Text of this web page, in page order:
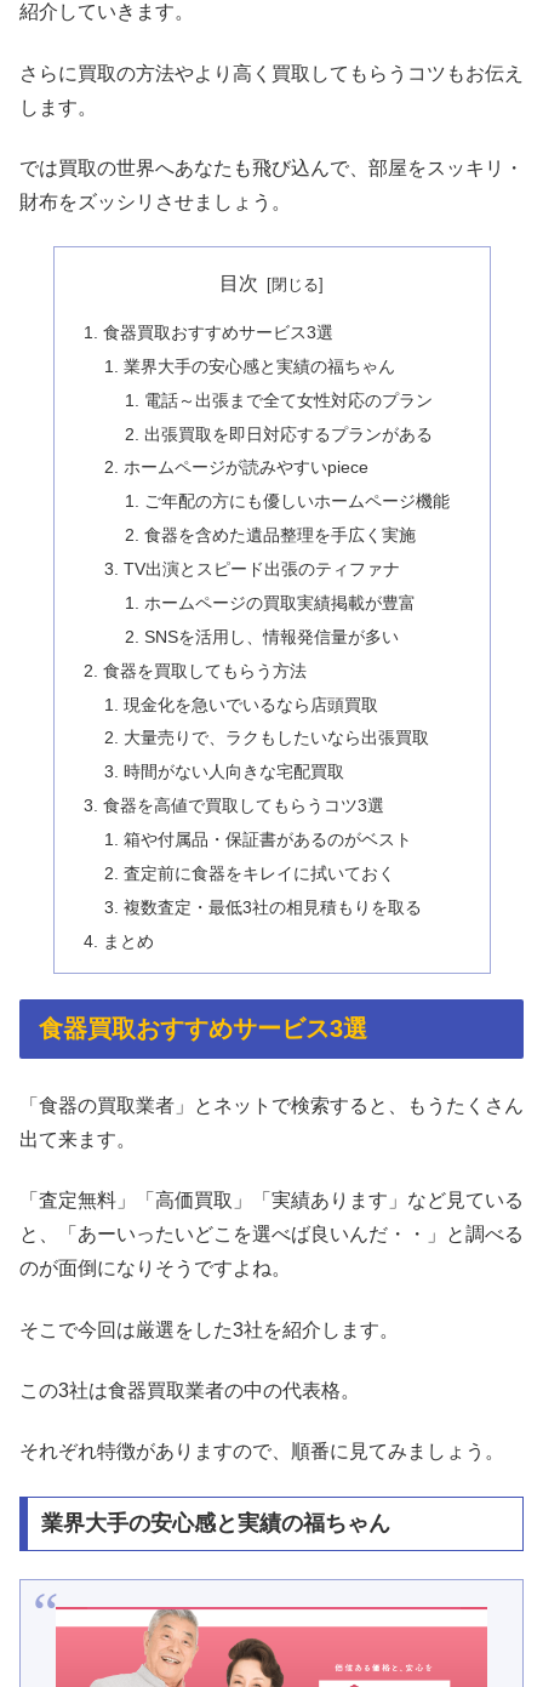
紹介していきます。
さらに買取の方法やより高く買取してもらうコツもお伝え
します。
では買取の世界へあなたも飛び込んで、部屋をスッキリ・
財布をズッシリさせましょう。
目次
食器買取おすすめサービス3選
業界大手の安心感と実績の福ちゃん
電話～出張まで全て女性対応のプラン
出張買取を即日対応するプランがある
ホームページが読みやすいpiece
ご年配の方にも優しいホームページ機能
食器を含めた遺品整理を手広く実施
TV出演とスピード出張のティファナ
ホームページの買取実績掲載が豊富
SNSを活用し、情報発信量が多い
食器を買取してもらう方法
現金化を急いでいるなら店頭買取
大量売りで、ラクもしたいなら出張買取
時間がない人向きな宅配買取
食器を高値で買取してもらうコツ3選
箱や付属品・保証書があるのがベスト
査定前に食器をキレイに拭いておく
複数査定・最低3社の相見積もりを取る
まとめ
食器買取おすすめサービス3選
「食器の買取業者」とネットで検索すると、もうたくさん
出て来ます。
「査定無料」「高価買取」「実績あります」など見ている
と、「あーいったいどこを選べば良いんだ・・」と調べる
のが面倒になりそうですよね。
そこで今回は厳選をした3社を紹介します。
この3社は食器買取業者の中の代表格。
それぞれ特徴がありますので、順番に見てみましょう。
業界大手の安心感と実績の福ちゃん